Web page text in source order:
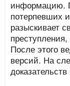
информацию.
потерпевших
разыскивает
После этого
версий. На